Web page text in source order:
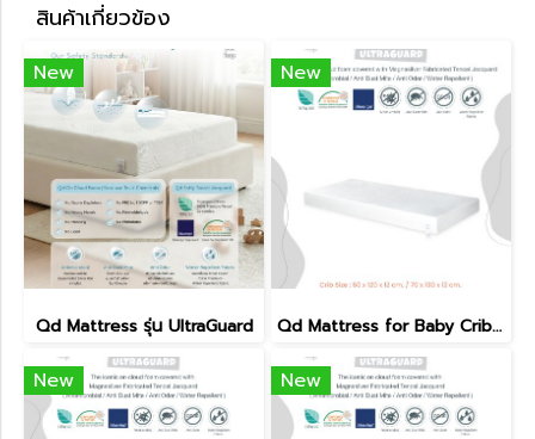
สินค้าเกี่ยวข้อง
New
Qd Mattress รุ่น UltraGuard
New
Qd Mattress for Baby Crib รุ่น UltraGuard (standard size)
New New